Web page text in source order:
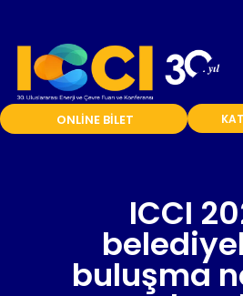
ONLİNE BİLET
ICCI
buluşma